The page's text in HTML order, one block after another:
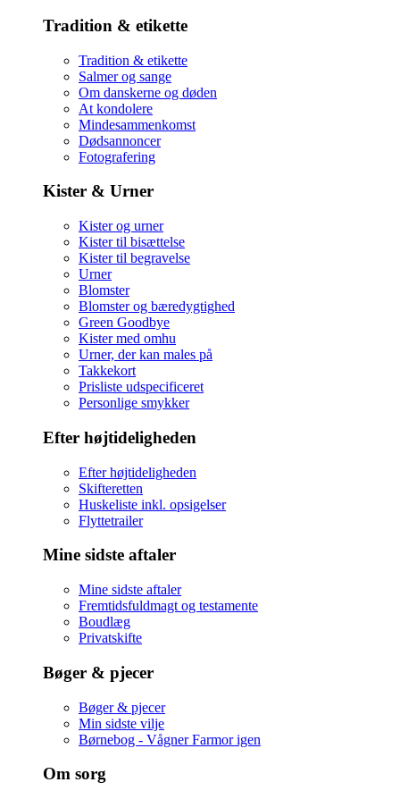
Tradition & etikette
Tradition & etikette
Salmer og sange
Om danskerne og døden
At kondolere
Mindesammenkomst
Dødsannoncer
Fotografering
Kister & Urner
Kister og urner
Kister til bisættelse
Kister til begravelse
Urner
Blomster
Blomster og bæredygtighed
Green Goodbye
Kister med omhu
Urner, der kan males på
Takkekort
Prisliste udspecificeret
Personlige smykker
Efter højtideligheden
Efter højtideligheden
Skifteretten
Huskeliste inkl. opsigelser
Flyttetrailer
Mine sidste aftaler
Mine sidste aftaler
Fremtidsfuldmagt og testamente
Boudlæg
Privatskifte
Bøger & pjecer
Bøger & pjecer
Min sidste vilje
Børnebog - Vågner Farmor igen
Om sorg